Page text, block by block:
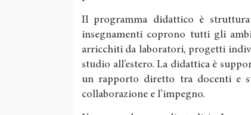
Il programma didattico è
insegnamenti coprono tutti gli
arricchiti da laboratori, progetti
studio all’estero. La didattica è
un rapporto diretto tra docenti e
collaborazione e l’impegno.